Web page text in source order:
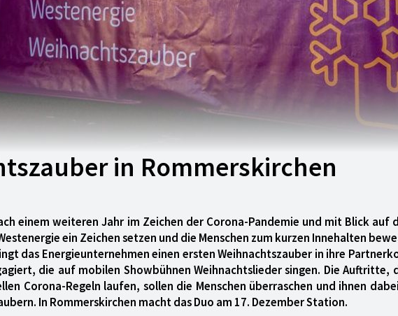
in Rommerskirchen
einem weiteren Jahr im Zeichen der Corona-Pandemie und mit Blick auf
ein Zeichen setzen und die Menschen zum kurzen Innehalten
das Energieunternehmen einen ersten Weihnachtszauber in ihre
die auf mobilen Showbühnen Weihnachtslieder singen. Die Auftritte,
Corona-Regeln laufen, sollen die Menschen überraschen und ihnen
In Rommerskirchen macht das Duo am 17. Dezember Station.